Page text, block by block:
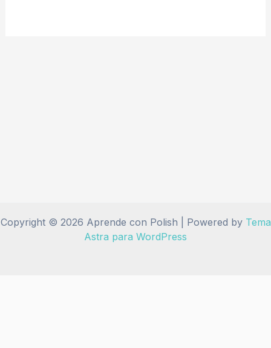
Copyright © 2026 Aprende con Polish | Powered by Tema
Astra para WordPress